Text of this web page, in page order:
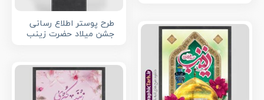
طرح پوستر اطلاع رسانی
جشن میلاد حضرت زینب